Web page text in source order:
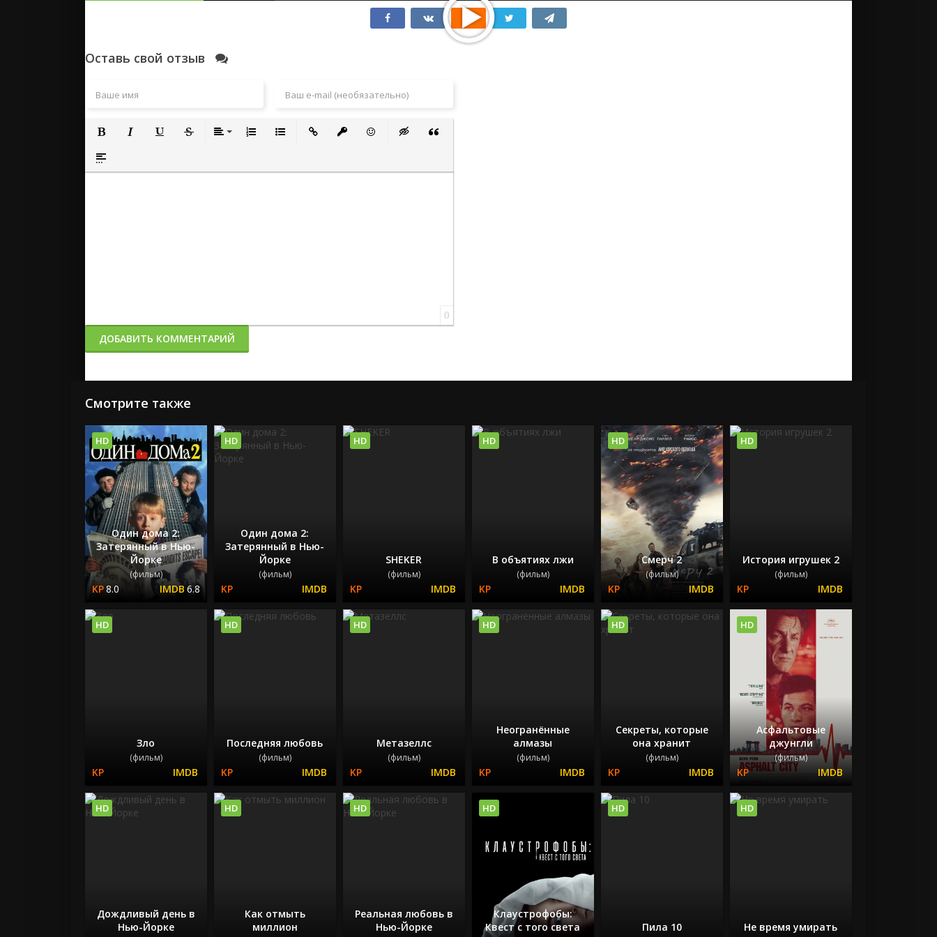
Оставь свой отзыв
Полужирный
Вставка спойлера
0
ДОБАВИТЬ КОММЕНТАРИЙ
Смотрите также
Один дома 2:
Затерянный в Нью-
Йорке
(фильм)
8.0 6.8
HD
Один дома 2:
Затерянный в Нью-
Йорке
(фильм)
HD
SHEKER
(фильм)
HD
В объятиях лжи
(фильм)
HD
Смерч 2
(фильм)
HD
История игрушек 2
(фильм)
HD
Зло
(фильм)
HD
Последняя любовь
(фильм)
HD
Метазеллс
(фильм)
HD
Неогранённые
алмазы
(фильм)
HD
Секреты, которые
она хранит
(фильм)
HD
Асфальтовые
джунгли
(фильм)
HD
Дождливый день в
Нью-Йорке
HD
Как отмыть
миллион
HD
Реальная любовь в
Нью-Йорке
HD
Клаустрофобы:
Квест с того света
HD
Пила 10
HD
Не время умирать
HD